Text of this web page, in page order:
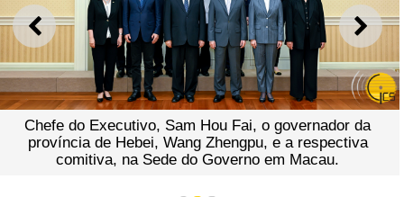
ANTERIOR
Chefe do Executivo, Sam Hou Fai, o governador da
província de Hebei, Wang Zhengpu, e a respectiva
comitiva, na Sede do Governo em Macau.